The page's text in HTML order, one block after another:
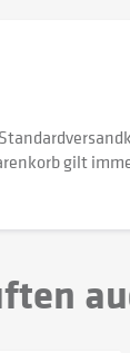
gilt